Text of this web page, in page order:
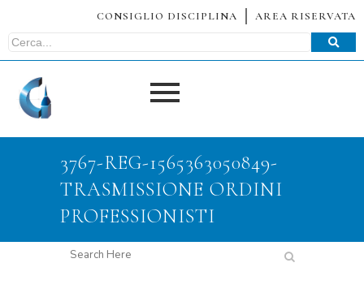
CONSIGLIO DISCIPLINA AREA RISERVATA
3767-REG-1565363050849-
TRASMISSIONE ORDINI
PROFESSIONISTI